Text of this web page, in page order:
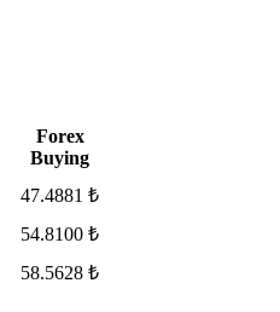
Forex
Buying
47.4881 ₺
54.8100 ₺
58.5628 ₺